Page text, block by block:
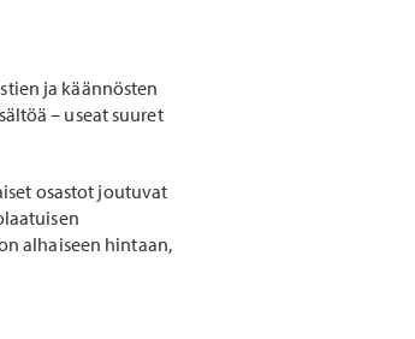
ja käännösten
– useat suuret
osastot joutuvat
alhaiseen hintaan,